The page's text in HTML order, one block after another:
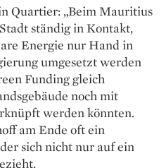
Quartier: „Beim Mauritius
ständig in Kontakt,
Energie nur Hand in
umgesetzt werden
Funding gleich
noch mit
werden könnten.
am Ende oft ein
sich nicht nur auf ein